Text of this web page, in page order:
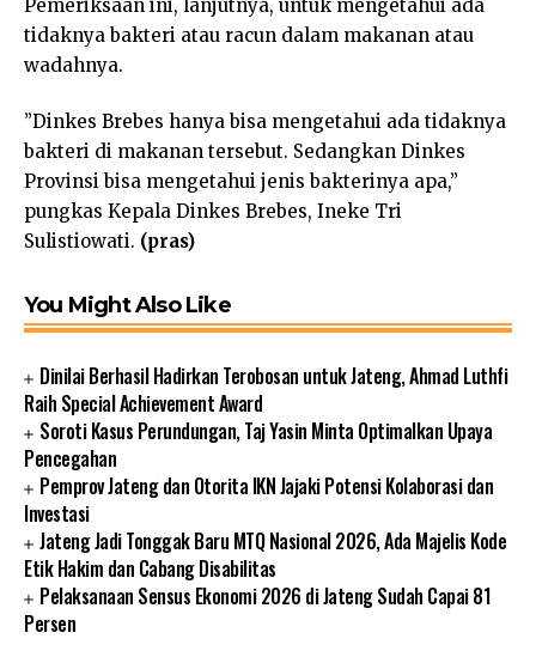
Pemeriksaan ini, lanjutnya, untuk mengetahui ada
tidaknya bakteri atau racun dalam makanan atau
wadahnya.
”Dinkes Brebes hanya bisa mengetahui ada tidaknya
bakteri di makanan tersebut. Sedangkan Dinkes
Provinsi bisa mengetahui jenis bakterinya apa,”
pungkas Kepala Dinkes Brebes, Ineke Tri
Sulistiowati. (pras)
You Might Also Like
Dinilai Berhasil Hadirkan Terobosan untuk Jateng, Ahmad Luthfi
Raih Special Achievement Award
Soroti Kasus Perundungan, Taj Yasin Minta Optimalkan Upaya
Pencegahan
Pemprov Jateng dan Otorita IKN Jajaki Potensi Kolaborasi dan
Investasi
Jateng Jadi Tonggak Baru MTQ Nasional 2026, Ada Majelis Kode
Etik Hakim dan Cabang Disabilitas
Pelaksanaan Sensus Ekonomi 2026 di Jateng Sudah Capai 81
Persen